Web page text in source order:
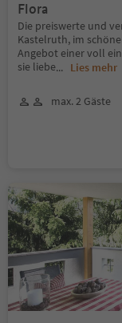
Flora
Die preiswerte und
Kastelruth, im
Angebot einer voll
sie liebe... Lies mehr
max. 2 Gäste